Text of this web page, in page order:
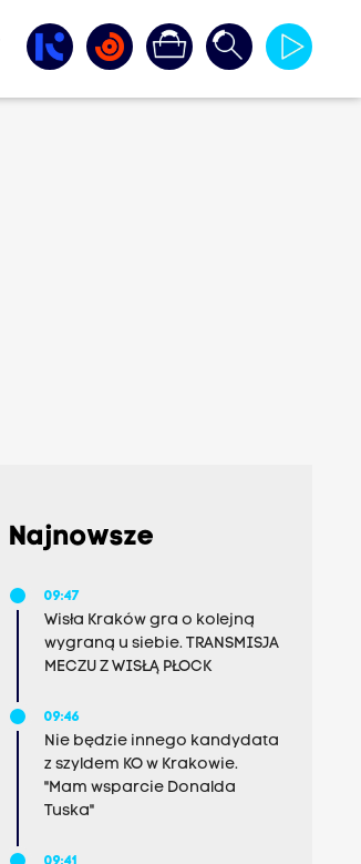
Najnowsze
09:47
Wisła Kraków gra o kolejną
wygraną u siebie. TRANSMISJA
MECZU Z WISŁĄ PŁOCK
09:46
Nie będzie innego kandydata
z szyldem KO w Krakowie.
"Mam wsparcie Donalda
Tuska"